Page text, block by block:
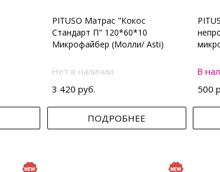
PITUSO Матрас "Кокос
Стандарт П" 120*60*10
Микрофайбер (Молли/ Asti)
Нет в наличии
3 420 руб.
ПОДРОБНЕЕ
В
500